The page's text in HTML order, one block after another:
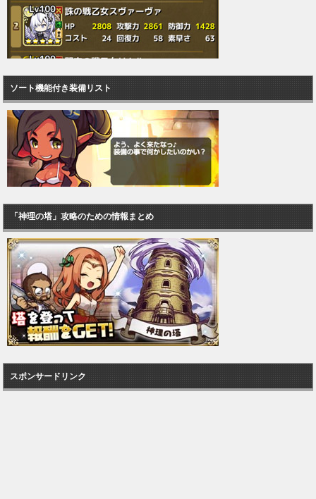
ソート機能付き装備リスト
「神理の塔」攻略のための情報まとめ
スポンサードリンク